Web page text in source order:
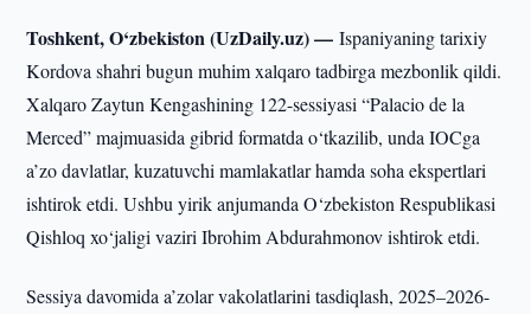
Toshkent, O‘zbekiston (UzDaily.uz) —Ispaniyaning tarixiy
Kordova shahri bugun muhim xalqaro tadbirga mezbonlik qildi.
Xalqaro Zaytun Kengashining 122-sessiyasi “Palacio de la
Merced” majmuasida gibrid formatda o‘tkazilib, unda IOCga
a’zo davlatlar, kuzatuvchi mamlakatlar hamda soha ekspertlari
ishtirok etdi. Ushbu yirik anjumanda O‘zbekiston Respublikasi
Qishloq xo‘jaligi vaziri Ibrohim Abdurahmonov ishtirok etdi.
Sessiya davomida a’zolar vakolatlarini tasdiqlash, 2025–2026-